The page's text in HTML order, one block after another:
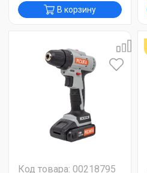
В корзину
Код товара: 00218795